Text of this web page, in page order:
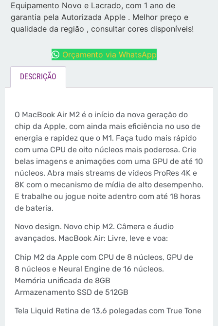
Equipamento Novo e Lacrado, com 1 ano de
garantia pela Autorizada Apple . Melhor preço e
qualidade da região , consultar cores disponíveis!
Orçamento via WhatsApp
DESCRIÇÃO
O MacBook Air M2 é o início da nova geração do
chip da Apple, com ainda mais eficiência no uso de
energia e rapidez que o M1. Faça tudo mais rápido
com uma CPU de oito núcleos mais poderosa. Crie
belas imagens e animações com uma GPU de até 10
núcleos. Abra mais streams de vídeos ProRes 4K e
8K com o mecanismo de mídia de alto desempenho.
E trabalhe ou jogue noite adentro com até 18 horas
de bateria.
Novo design. Novo chip M2. Câmera e áudio
avançados. MacBook Air: Livre, leve e voa:
Chip M2 da Apple com CPU de 8 núcleos, GPU de
8 núcleos e Neural Engine de 16 núcleos.
Memória unificada de 8GB
Armazenamento SSD de 512GB
Tela Liquid Retina de 13,6 polegadas com True Tone